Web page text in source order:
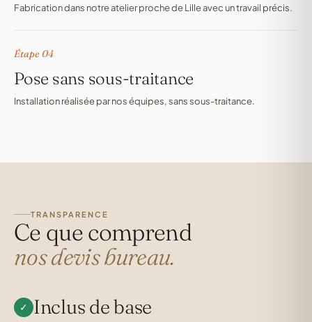
Fabrication dans notre atelier proche de Lille avec un travail précis.
Étape 04
Pose sans sous-traitance
Installation réalisée par nos équipes, sans sous-traitance.
TRANSPARENCE
Ce que comprend
nos devis bureau.
✓ Inclus de base